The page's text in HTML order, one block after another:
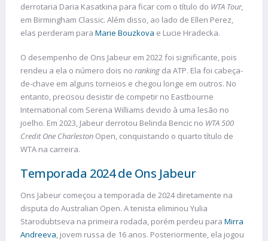
derrotaria Daria Kasatkina para ficar com o título do WTA Tour,
em Birmingham Classic. Além disso, ao lado de Ellen Perez,
elas perderam para Marie Bouzkova e Lucie Hradecka.
O desempenho de Ons Jabeur em 2022 foi significante, pois
rendeu a ela o número dois no ranking da ATP. Ela foi cabeça-
de-chave em alguns torneios e chegou longe em outros. No
entanto, precisou desistir de competir no Eastbourne
International com Serena Williams devido à uma lesão no
joelho. Em 2023, Jabeur derrotou Belinda Bencic no WTA 500
Credit One Charleston Open, conquistando o quarto título de
WTA na carreira.
Temporada 2024 de Ons Jabeur
Ons Jabeur começou a temporada de 2024 diretamente na
disputa do Australian Open. A tenista eliminou Yulia
Starodubtseva na primeira rodada, porém perdeu para Mirra
Andreeva, jovem russa de 16 anos. Posteriormente, ela jogou